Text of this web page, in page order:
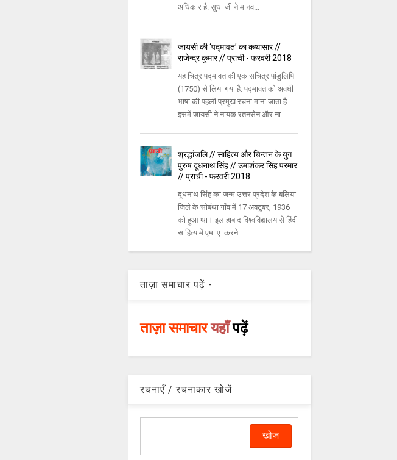
अधिकार है. सुधा जी ने मानव...
जायसी की ‘पद्मावत’ का कथासार //
राजेन्द्र कुमार // प्राची - फरवरी 2018
यह चित्र पद्मावत की एक सचित्र पांडुलिपि
(1750) से लिया गया है. पद्मावत को अवधी
भाषा की पहली प्रमुख रचना माना जाता है.
इसमें जायसी ने नायक रतनसेन और ना...
श्रद्धांजलि // साहित्य और चिन्तन के युग
पुरुष दूधनाथ सिंह // उमाशंकर सिंह परमार
// प्राची - फरवरी 2018
दूधनाथ सिंह का जन्म उत्तर प्रदेश के बलिया
जिले के सोबंथा गाँव में 17 अक्टूबर, 1936
को हुआ था। इलाहाबाद विश्वविद्यालय से हिंदी
साहित्य में एम. ए. करने ...
ताज़ा समाचार पढ़ें -
ताज़ा समाचारयहाँपढ़ें
रचनाएँ / रचनाकार खोजें